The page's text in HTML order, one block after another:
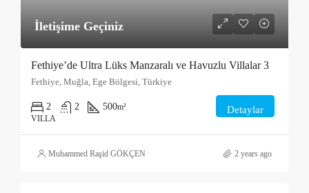
İletişime Geçiniz
Fethiye’de Ultra Lüks Manzaralı ve Havuzlu Villalar 3
Fethiye, Muğla, Ege Bölgesi, Türkiye
2 2 500m²
VILLA
Detaylar
Muhammed Raşid GÖKÇEN 2 years ago